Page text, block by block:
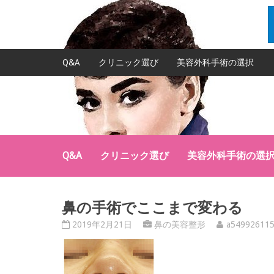
Q&A クリニック選び 美容外科手術の選択
Q&A クリニック選び 美容外科手術の選
鼻の手術でここまで変わる
2019年2月21日 鼻の美容整形 a549926115